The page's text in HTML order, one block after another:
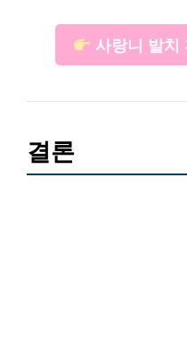
사랑니 발치
결론